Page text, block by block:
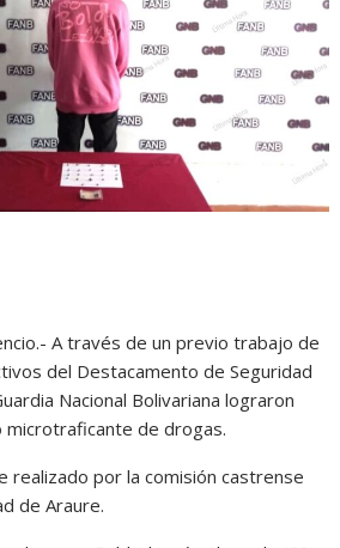
A través de un previo trabajo de
del Destacamento de Seguridad
Nacional Bolivariana lograron
microtraficante de drogas.
realizado por la comisión castrense
de Araure.